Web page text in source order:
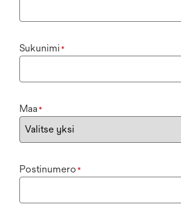
Sukunimi *
Maa *
Postinumero *